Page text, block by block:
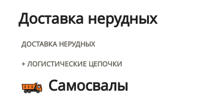
Доставка нерудных
ДОСТАВКА НЕРУДНЫХ
+ ЛОГИСТИЧЕСКИЕ ЦЕПОЧКИ
Самосвалы